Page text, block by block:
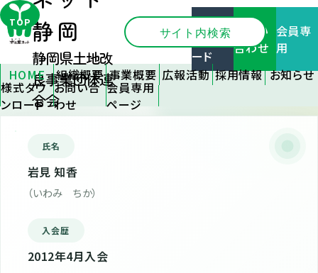
静岡
静岡県土地改
良事業団体連
合会
様式ダ
ウンロ
ード
お問い
合わせ
会員専
用
HOME
組織概要
静岡県土
地改良事
合会とは
組織のご
案内
事業概要
会員支援
広報活動
刊行物
採用情報
情報
お知らせ
知らせ
関連機関
様式ダウ
ンロード
お問い合
わせ
会員専用
ページ
Home › 岩見 知香
プロフィール
氏名
岩見 知香
（いわみ ちか）
入会歴
2012年4月入会
TOP